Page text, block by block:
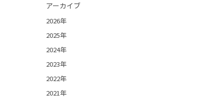
アーカイブ
2026年
2025年
2024年
2023年
2022年
2021年